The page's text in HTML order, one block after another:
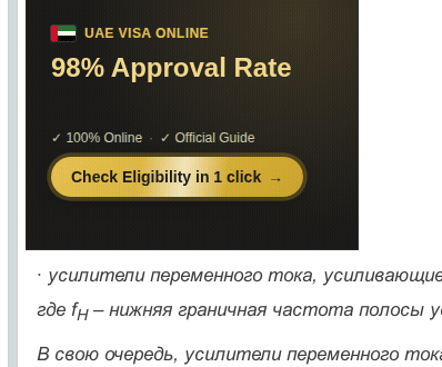
· усилители переменного тока,
где fН– нижняя граничная частота полосы
В свою очередь, усилители переменного